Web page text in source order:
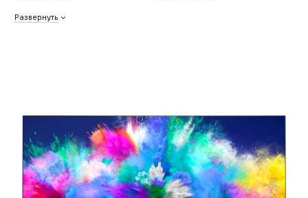
Развернуть